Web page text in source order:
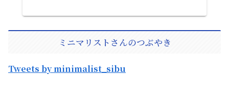
ミニマリストさんのつぶやき
Tweets by minimalist_sibu